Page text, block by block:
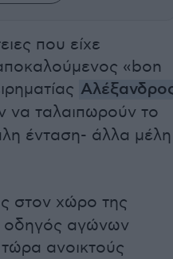
που είχε
«bon
να ταλαιπωρούν το
ένταση- άλλα μέλη
στον χώρο της
οδηγός αγώνων
τώρα ανοικτούς